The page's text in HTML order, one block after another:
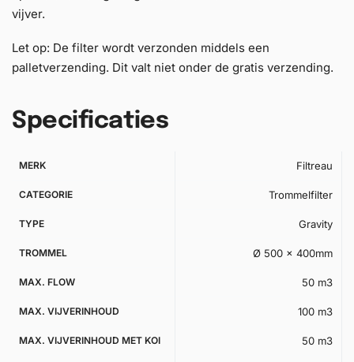
vijver.
Let op: De filter wordt verzonden middels een
palletverzending. Dit valt niet onder de gratis verzending.
Specificaties
MERK Filtreau
CATEGORIE Trommelfilter
TYPE Gravity
TROMMEL Ø 500 x 400mm
MAX. FLOW 50 m3
MAX. VIJVERINHOUD 100 m3
MAX. VIJVERINHOUD MET KOI 50 m3